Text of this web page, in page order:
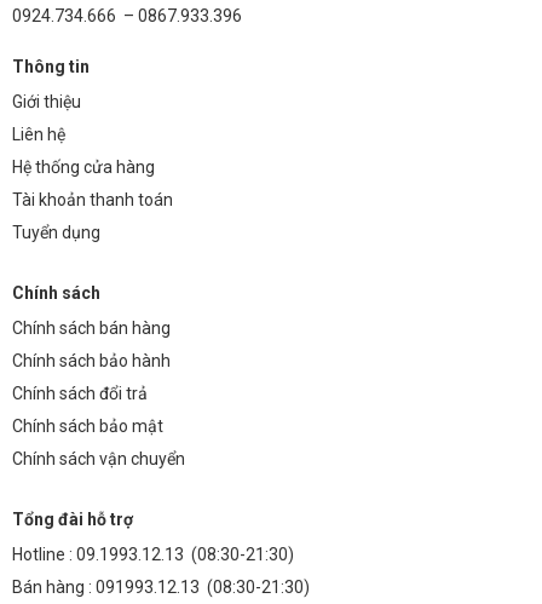
0924.734.666 – 0867.933.396
Thông tin
Giới thiệu
Liên hệ
Hệ thống cửa hàng
Tài khoản thanh toán
Tuyển dụng
Chính sách
Chính sách bán hàng
Chính sách bảo hành
Chính sách đổi trả
Chính sách bảo mật
Chính sách vận chuyển
Tổng đài hỗ trợ
Hotline : 09.1993.12.13 (08:30-21:30)
Bán hàng : 091993.12.13 (08:30-21:30)